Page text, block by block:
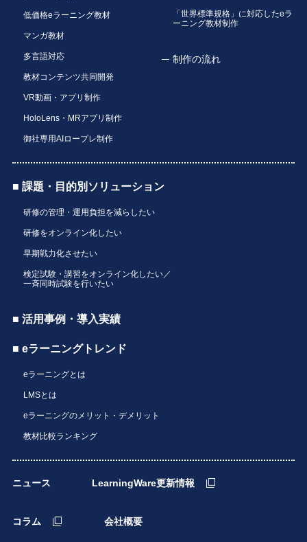
低価格eラーニング教材
マンガ教材
多言語対応
教材コンテンツ共同開発
VR動画・アプリ制作
HoloLens・MRアプリ制作
御社専用AIロープレ制作
「世界標準規格」に対応したeラ
ーニング教材制作
制作の流れ
■ 課題・目的別ソリューション
研修の管理・運用負担を減らしたい
研修をオンライン化したい
早期戦力化させたい
検定試験・講習をオンライン化したい／
一斉同時試験を行いたい
■ 活用事例・導入実績
■ eラーニングトレンド
eラーニングとは
LMSとは
eラーニングのメリット・デメリット
教材比較ランキング
ニュース LearningWare更新情報
コラム 会社概要